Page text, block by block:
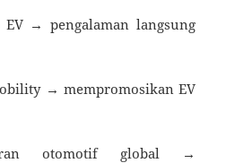
→ pengalaman langsung
→ mempromosikan EV
otomotif global →